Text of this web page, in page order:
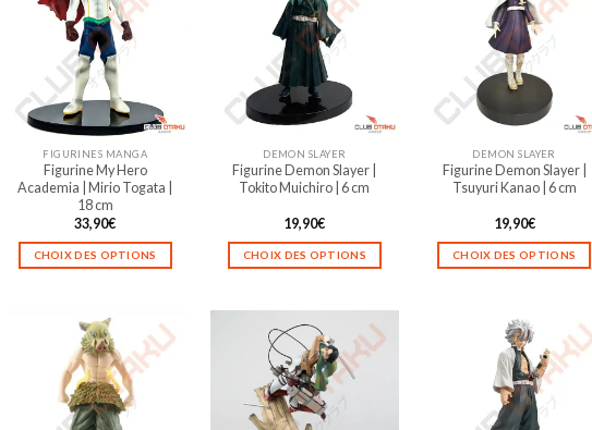
FIGURINES MANGA
Figurine My Hero
Academia | Mirio Togata |
18 cm
33,90€
CHOIX DES OPTIONS
a
plusieurs
variations.
Les
options
DEMON SLAYER
Figurine Demon Slayer |
Tokito Muichiro | 6 cm
19,90€
CHOIX DES OPTIONS
a
plusieurs
variations.
Les
options
DEMON SLAYER
Figurine Demon Slayer |
Tsuyuri Kanao | 6 cm
19,90€
CHOIX DES OPTIONS
a
plusieurs
variations.
Les
options